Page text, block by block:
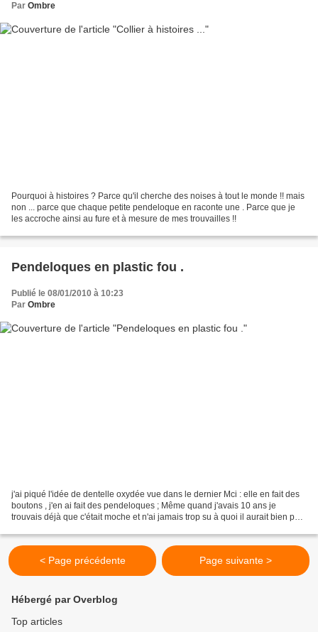
Par Ombre
Pourquoi à histoires ? Parce qu'il cherche des noises à tout le monde !! mais
non ... parce que chaque petite pendeloque en raconte une . Parce que je
les accroche ainsi au fure et à mesure de mes trouvailles !!
Pendeloques en plastic fou .
Publié le 08/01/2010 à 10:23
Par Ombre
j'ai piqué l'idée de dentelle oxydée vue dans le dernier Mci : elle en fait des
boutons , j'en ai fait des pendeloques ; Même quand j'avais 10 ans je
trouvais déjà que c'était moche et n'ai jamais trop su à quoi il aurait bien pu
< Page précédente Page suivante >
Hébergé par Overblog
Top articles